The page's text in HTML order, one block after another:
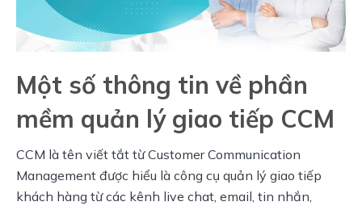
Một số thông tin về phần
mềm quản lý giao tiếp CCM
CCM là tên viết tắt từ Customer Communication
Management được hiểu là công cụ quản lý giao tiếp
khách hàng từ các kênh live chat, email, tin nhắn,